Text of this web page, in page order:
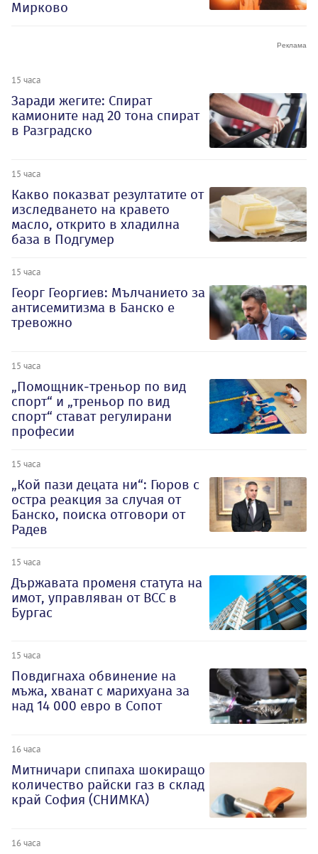
Мирково
15 часа
Заради жегите: Спират
камионите над 20 тона спират
в Разградско
15 часа
Какво показват резултатите от
изследването на кравето
масло, открито в хладилна
база в Подгумер
15 часа
Георг Георгиев: Мълчанието за
антисемитизма в Банско е
тревожно
15 часа
„Помощник-треньор по вид
спорт“ и „треньор по вид
спорт“ стават регулирани
професии
15 часа
„Кой пази децата ни“: Гюров с
остра реакция за случая от
Банско, поиска отговори от
Радев
15 часа
Държавата променя статута на
имот, управляван от ВСС в
Бургас
15 часа
Повдигнаха обвинение на
мъжа, хванат с марихуана за
над 14 000 евро в Сопот
16 часа
Митничари спипаха шокиращо
количество райски газ в склад
край София (СНИМКА)
16 часа